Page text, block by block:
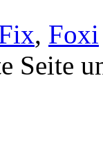
, Foxi
Seite